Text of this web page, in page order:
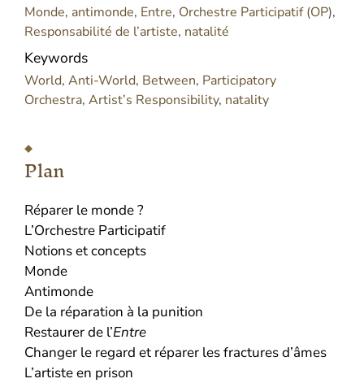
Monde, antimonde, Entre, Orchestre Participatif (OP),
Responsabilité de l’artiste, natalité
Keywords
World, Anti-World, Between, Participatory
Orchestra, Artist’s Responsibility, natality
Plan
Réparer le monde ?
L’Orchestre Participatif
Notions et concepts
Monde
Antimonde
De la réparation à la punition
Restaurer de l’Entre
Changer le regard et réparer les fractures d’âmes
L’artiste en prison